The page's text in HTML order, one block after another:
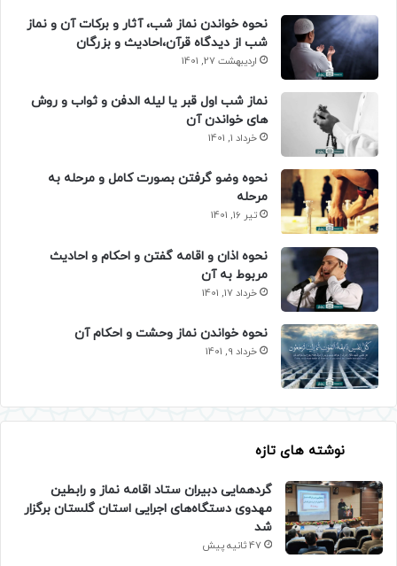
نحوه خواندن نماز شب، آثار و برکات آن و نماز
شب از دیدگاه قرآن،احادیث و بزرگان
اردیبهشت 27, 1401
نماز شب اول قبر یا لیله الدفن و ثواب و روش
های خواندن آن
خرداد 1, 1401
نحوه وضو گرفتن بصورت کامل و مرحله به
مرحله
تیر 16, 1401
نحوه اذان و اقامه گفتن و احکام و احادیث
مربوط به آن
خرداد 17, 1401
نحوه خواندن نماز وحشت و احکام آن
خرداد 9, 1401
نوشته های تازه
گردهمایی دبیران ستاد اقامه نماز و رابطین
مهدوی دستگاه‌های اجرایی استان گلستان برگزار
شد
47 ثانیه پیش